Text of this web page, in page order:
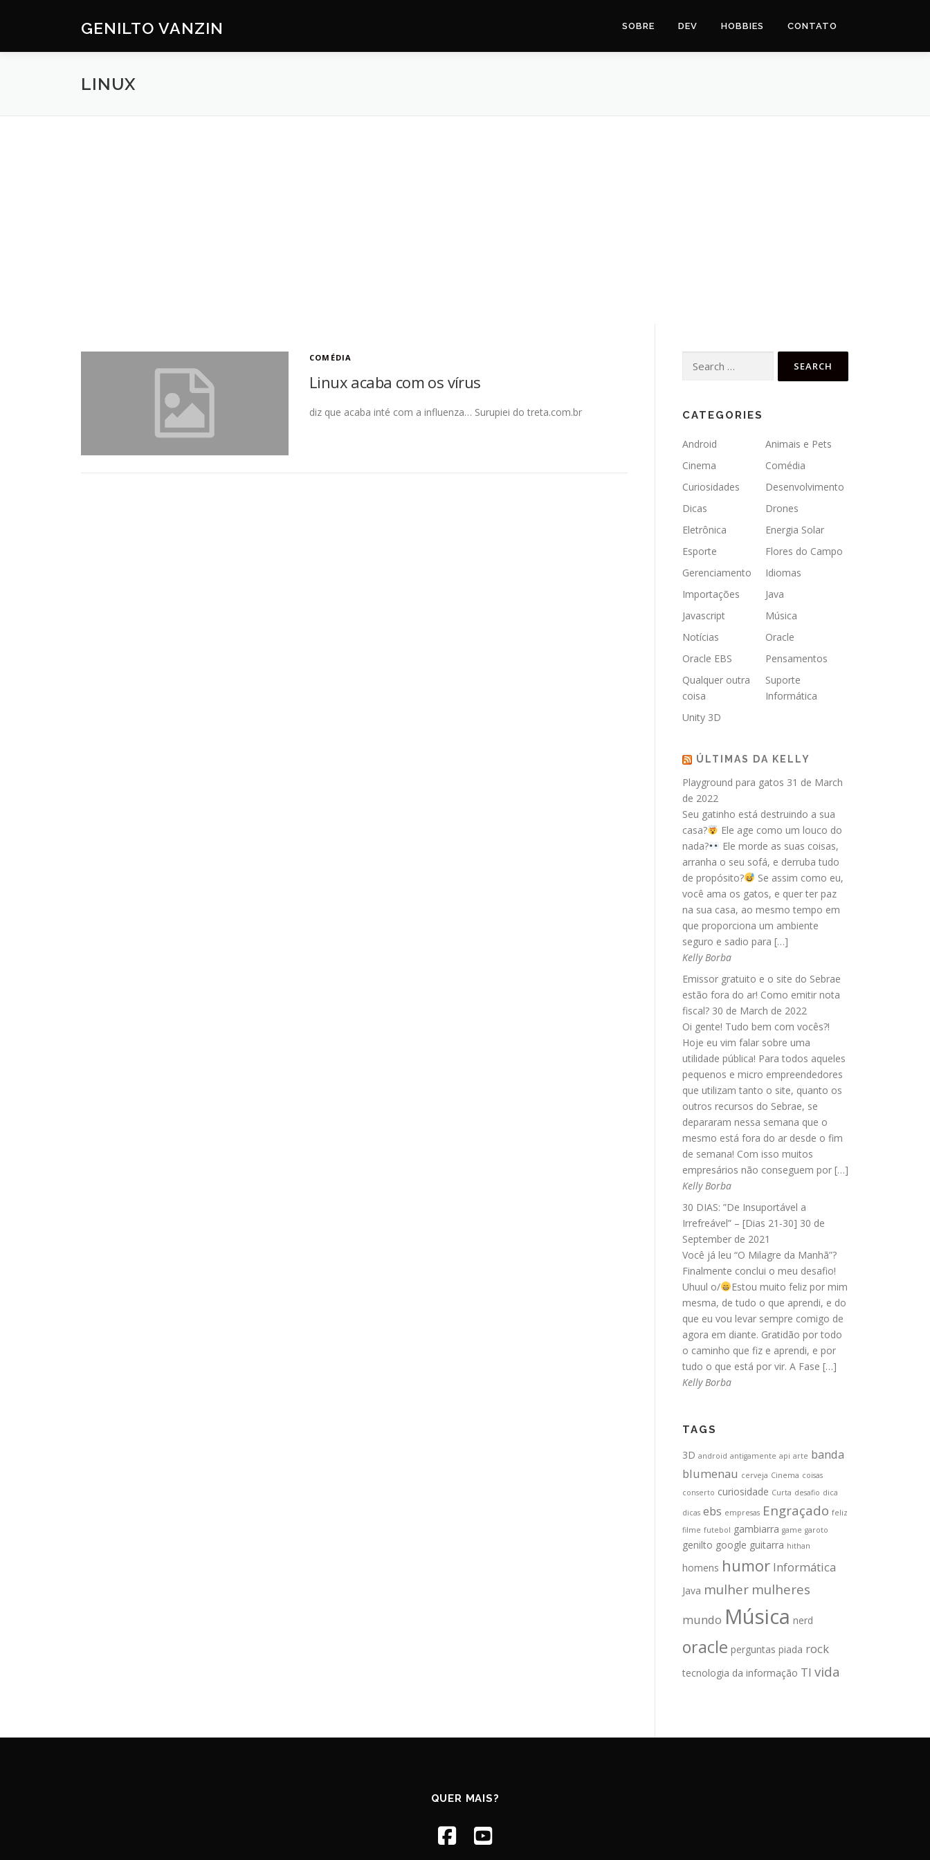
GENILTO VANZIN SOBRE DEV HOBBIES CONTATO
LINUX
COMÉDIA
Linux acaba com os vírus
diz que acaba inté com a influenza… Surupiei do treta.com.br
for:
CATEGORIES
Android
Animais e Pets
Cinema
Comédia
Curiosidades
Desenvolvimento
Dicas
Drones
Eletrônica
Energia Solar
Esporte
Flores do Campo
Gerenciamento
Idiomas
Importações
Java
Javascript
Música
Notícias
Oracle
Oracle EBS
Pensamentos
Qualquer outra
coisa
Suporte
Informática
Unity 3D
ÚLTIMAS DA KELLY
Playground para gatos 31 de March
de 2022
Seu gatinho está destruindo a sua
casa?
Ele age como um louco do
nada?
Ele morde as suas coisas,
arranha o seu sofá, e derruba tudo
de propósito?
Se assim como eu,
você ama os gatos, e quer ter paz
na sua casa, ao mesmo tempo em
que proporciona um ambiente
seguro e sadio para […]
Kelly Borba
Emissor gratuito e o site do Sebrae
estão fora do ar! Como emitir nota
fiscal? 30 de March de 2022
Oi gente! Tudo bem com vocês?!
Hoje eu vim falar sobre uma
utilidade pública! Para todos aqueles
pequenos e micro empreendedores
que utilizam tanto o site, quanto os
outros recursos do Sebrae, se
depararam nessa semana que o
mesmo está fora do ar desde o fim
de semana! Com isso muitos
empresários não conseguem por […]
Kelly Borba
30 DIAS: ”De Insuportável a
Irrefreável” – [Dias 21-30] 30 de
September de 2021
Você já leu “O Milagre da Manhã”?
Finalmente conclui o meu desafio!
Uhuul o/
Estou muito feliz por mim
mesma, de tudo o que aprendi, e do
que eu vou levar sempre comigo de
agora em diante. Gratidão por todo
o caminho que fiz e aprendi, e por
tudo o que está por vir. A Fase […]
Kelly Borba
TAGS
3D android antigamente api arte banda
blumenau cerveja Cinema coisas
conserto curiosidade Curta desafio dica
dicas ebs empresas Engraçado feliz
filme futebol gambiarra game garoto
genilto google guitarra hithan
homens humor Informática
Java mulher mulheres
mundo Música nerd
oracle perguntas piada rock
tecnologia da informação TI vida
QUER MAIS?